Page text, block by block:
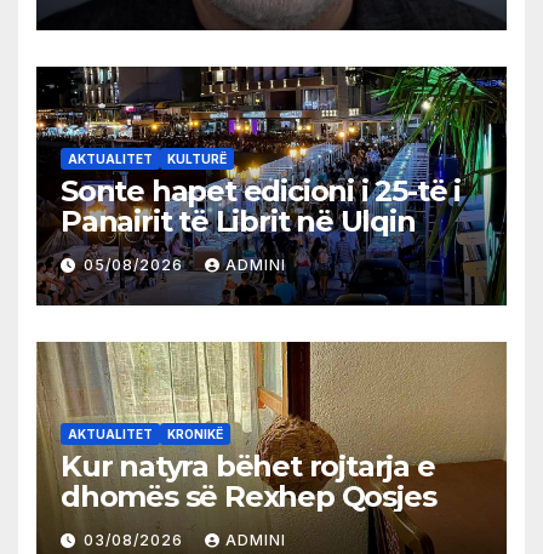
AKTUALITET KULTURË
Sonte hapet edicioni i 25-të i
Panairit të Librit në Ulqin
05/08/2026 ADMINI
AKTUALITET KRONIKË
Kur natyra bëhet rojtarja e
dhomës së Rexhep Qosjes
03/08/2026 ADMINI